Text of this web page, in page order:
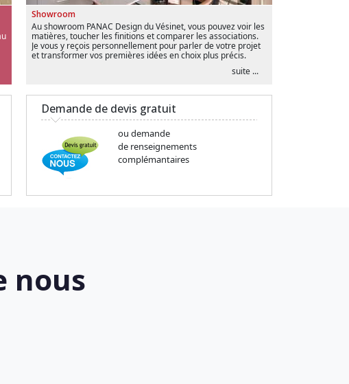
Showroom
Au showroom PANAC Design du Vésinet, vous pouvez voir les
matières, toucher les finitions et comparer les associations.
Je vous y reçois personnellement pour parler de votre projet
et transformer vos premières idées en choix plus précis.
suite ...
Demande de devis gratuit
ou demande
de renseignements
complémantaires
nous